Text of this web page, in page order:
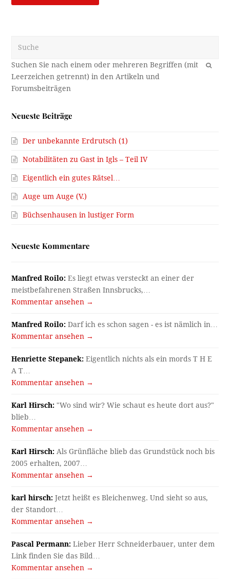
OK
Neueste Beiträge
Der unbekannte Erdrutsch (1)
Notabilitäten zu Gast in Igls – Teil IV
Eigentlich ein gutes Rätsel…
Auge um Auge (V.)
Büchsenhausen in lustiger Form
Neueste Kommentare
Manfred Roilo: Es liegt etwas versteckt an einer der
meistbefahrenen Straßen Innsbrucks,…
Kommentar ansehen →
Manfred Roilo: Darf ich es schon sagen - es ist nämlich in…
Kommentar ansehen →
Henriette Stepanek: Eigentlich nichts als ein mords T H E
A T…
Kommentar ansehen →
Karl Hirsch: "Wo sind wir? Wie schaut es heute dort aus?"
blieb…
Kommentar ansehen →
Karl Hirsch: Als Grünfläche blieb das Grundstück noch bis
2005 erhalten, 2007…
Kommentar ansehen →
karl hirsch: Jetzt heißt es Bleichenweg. Und sieht so aus,
der Standort…
Kommentar ansehen →
Pascal Permann: Lieber Herr Schneiderbauer, unter dem
Link finden Sie das Bild…
Kommentar ansehen →